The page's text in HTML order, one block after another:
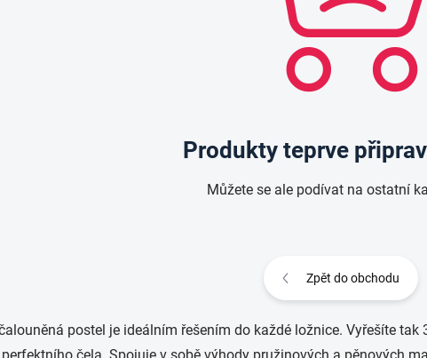
Produkty teprve
Můžete se ale podívat na ostatní
Zpět do obchodu
postel je ideálním řešením do každé ložnice. Vyřešíte